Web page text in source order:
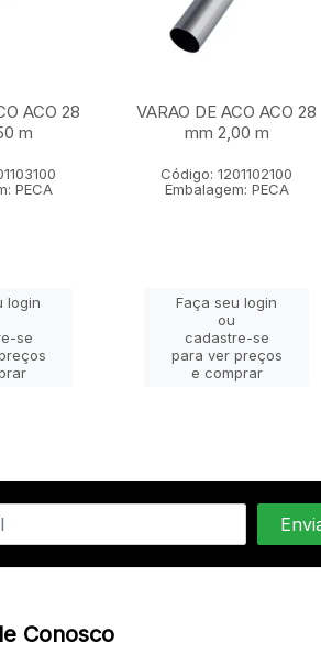
ACO 28
m
PECA
login
se
VARAO DE ACO ACO 28
mm 2,00 m
Código: 1201102100
Embalagem: PECA
Faça seu login
ou
cadastre-se
para ver preços
e comprar
Conosco